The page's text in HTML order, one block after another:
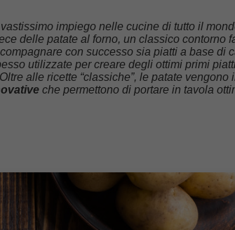
impiego nelle cucine di tutto il
delle patate al forno, un classico contorno
con successo sia piatti a base di
utilizzate per creare degli ottimi primi
alle ricette “classiche”, le patate vengono
che permettono di portare in tavola